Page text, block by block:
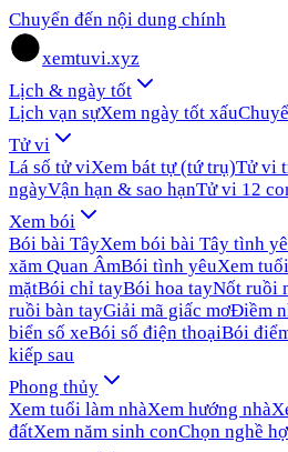
Chuyển đến nội dung chính
xemtuvi.xyz
Lịch & ngày tốt
Lịch vạn sựXem ngày tốt xấu
Tử vi
Lá số tử viXem bát tự (tứ trụ)Tử vi
ngàyVận hạn & sao hạnTử vi 12
Xem bói
Bói bài TâyXem bói bài Tây tình
xăm Quan ÂmBói tình yêuXem
mặtBói chỉ tayBói hoa tayNốt ruồi
ruồi bàn tayGiải mã giấc mơĐiềm
biển số xeBói số điện thoạiBói
kiếp sau
Phong thủy
Xem tuổi làm nhàXem hướng nhà
đấtXem năm sinh conChọn nghề